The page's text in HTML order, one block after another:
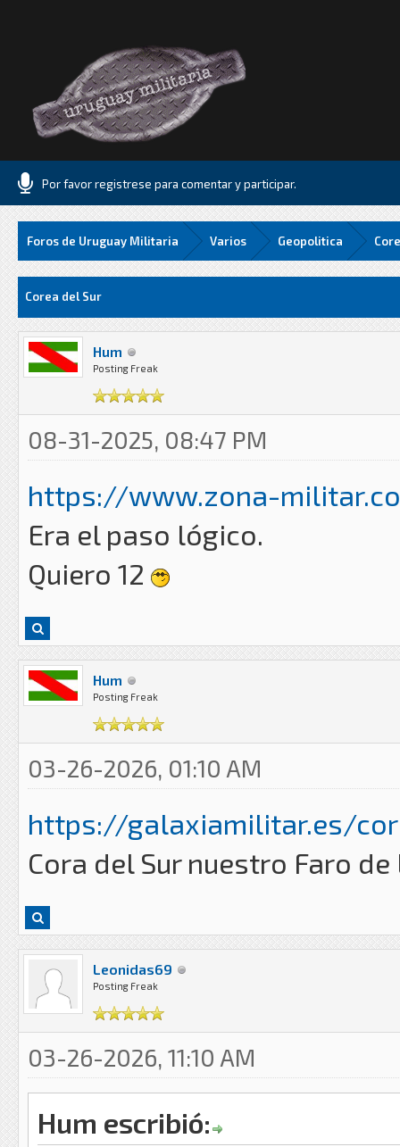
Por favor registrese para comentar y participar.
Foros de Uruguay Militaria Varios Geopolitica
Corea del Sur
Hum
Posting Freak
08-31-2025, 08:47 PM
https://www.zona-
Era el paso lógico.
Quiero 12
Hum
Posting Freak
03-26-2026, 01:10 AM
https://galaxiamilitar.es/
Cora del Sur nuestro Faro
Leonidas69
Posting Freak
03-26-2026, 11:10 AM
Hum escribió: